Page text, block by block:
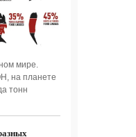
мире.
на планете
тонн